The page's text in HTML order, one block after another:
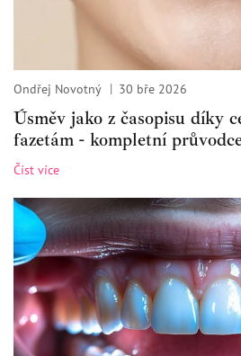
Ondřej Novotný 30 bře 2026
Úsměv jako z časopisu díky
fazetám - kompletní
Číst více